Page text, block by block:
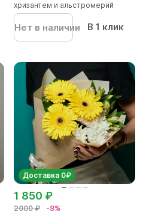
хризантем и альстромерий
Нет в наличии В 1 клик
Доставка 0₽
2000 ₽ -8%
1 850 ₽